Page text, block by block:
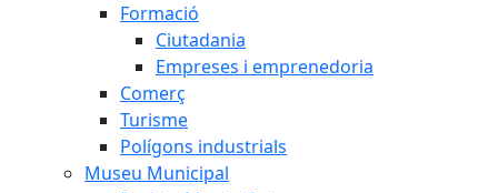
Formació
Ciutadania
Empreses i emprenedoria
Comerç
Turisme
Polígons industrials
Museu Municipal